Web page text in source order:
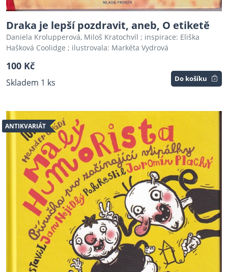
Draka je lepší pozdravit, aneb, O etiketě
Daniela Krolupperová, Miloš Kratochvíl ; inspirace: Eliška
Hašková Coolidge ; ilustrovala: Markéta Vydrová
100 Kč
Skladem 1 ks Do košíku
ANTIKVARIÁT